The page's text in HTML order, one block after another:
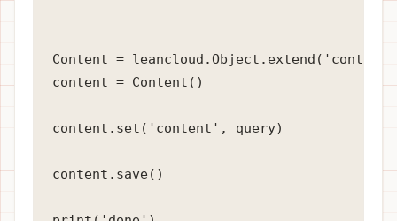
Content =
content = Content()
content.set('content', query)
content.save()